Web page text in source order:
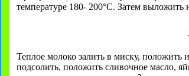
температуре 180- 200°С. Затем выложить
Теплое молоко залить в миску,
подсолить, положить сливочное масло,